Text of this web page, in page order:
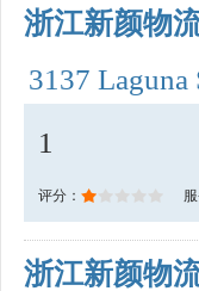
浙江新颜物
3137 Laguna
1
评分：
浙江新颜物